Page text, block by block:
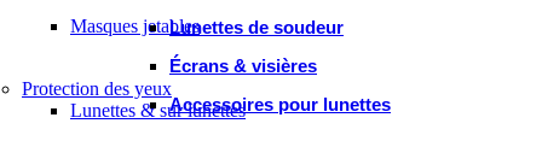
Lunettes de soudeur
Écrans & visières
Accessoires pour lunettes
Masques jetables
Protection des yeux
Lunettes & sur lunettes